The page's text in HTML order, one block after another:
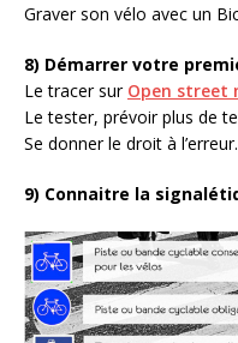
Graver son vélo avec un
8) Démarrer votre
Le tracer sur Open street
Le tester, prévoir plus de
Se donner le droit à l’erreur.
9) Connaitre la